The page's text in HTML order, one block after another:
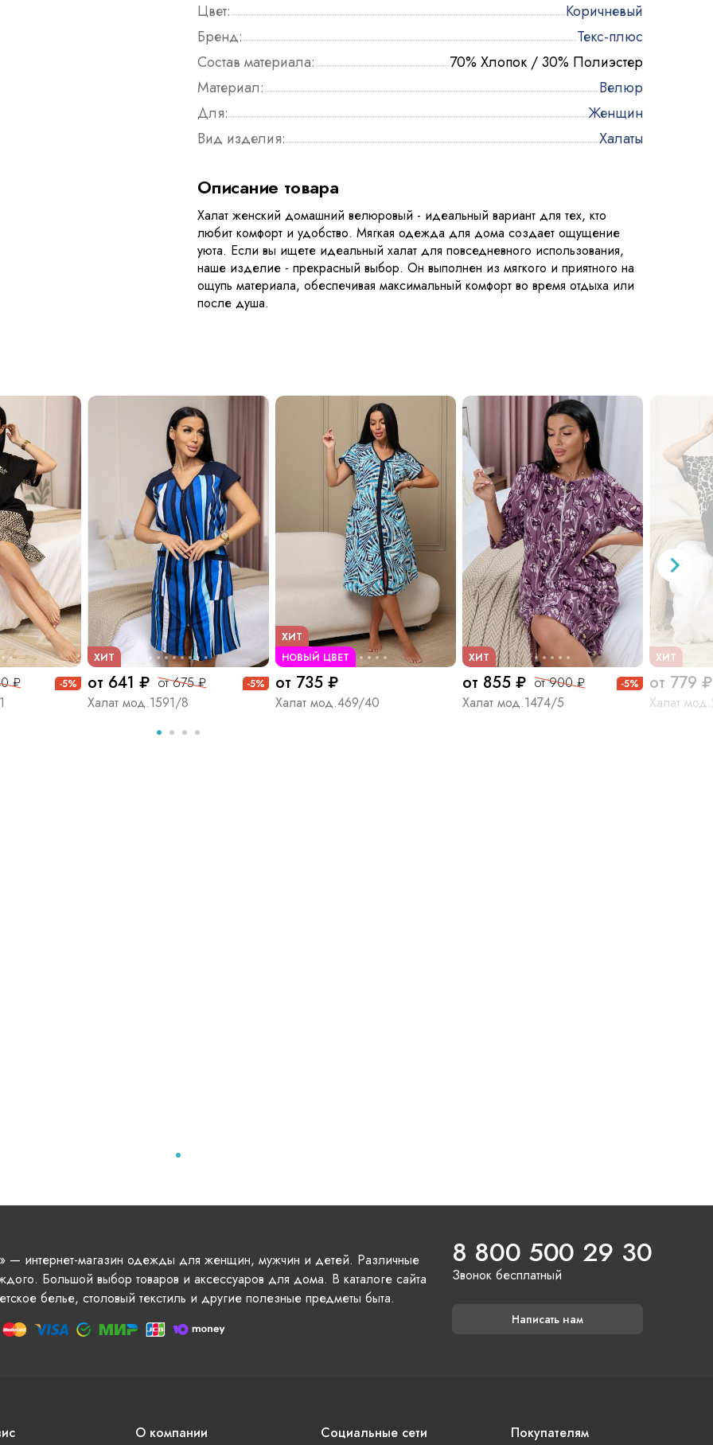
Цвет:
Коричневый
Бренд:
Текс-плюс
Состав материала:
70% Хлопок / 30% Полиэстер
Материал:
Велюр
Для:
Женщин
Вид изделия:
Халаты
Описание товара
Халат женский домашний велюровый - идеальный вариант для тех, кто
любит комфорт и удобство. Мягкая одежда для дома создает ощущение
уюта. Если вы ищете идеальный халат для повседневного использования,
наше изделие - прекрасный выбор. Он выполнен из мягкого и приятного на
ощупь материала, обеспечивая максимальный комфорт во время отдыха или
после душа.
₽ -5%
ХИТ
от 641 ₽ от 675 ₽ -5%
Халат мод.1591/8
НОВЫЙ ЦВЕТ
ХИТ
от 735 ₽
Халат мод.469/40
ХИТ
от 855 ₽ от 900 ₽ -5%
Халат мод.1474/5
ХИТ
от 779 ₽
Халат
— интернет-магазин одежды для женщин, мужчин и детей. Различные
Большой выбор товаров и аксессуаров для дома. В каталоге сайта
белье, столовый текстиль и другие полезные предметы быта.
8 800 500 29 30
Звонок бесплатный
Написать нам
О компании Социальные сети Покупателям